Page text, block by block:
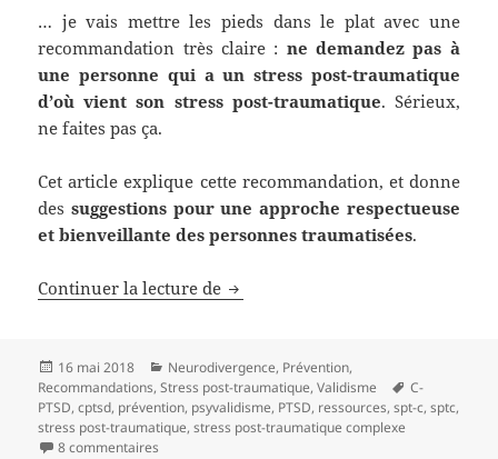
… je vais mettre les pieds dans le plat avec une
recommandation très claire : ne demandez pas à
une personne qui a un stress post-traumatique
d’où vient son stress post-traumatique. Sérieux,
ne faites pas ça.
Cet article explique cette recommandation, et donne
dessuggestions pour une approche respectueuse
et bienveillante des personnes traumatisées.
Continuer la lecture de Si vous rencontrez une
Publié
le
16 mai 2018 Catégories
Neurodivergence, Prévention,
Recommandations,Stress post-traumatique,Validisme
Mots-
clés
C-
PTSD,cptsd, prévention, psyvalidisme, PTSD, ressources,spt-c,sptc,
stress post-traumatique,stress post-traumatique complexe
8 commentaires